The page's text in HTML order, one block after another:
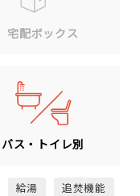
宅配ボックス
バス・トイレ別
給湯
追焚機能